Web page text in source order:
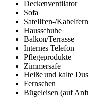
Deckenventilator
Sofa
Satelliten-/
Hausschuhe
Balkon/Terrasse
Internes Telefon
Pflegeprodukte
Zimmersafe
Heiße und kalte
Fernsehen
Bügeleisen (auf